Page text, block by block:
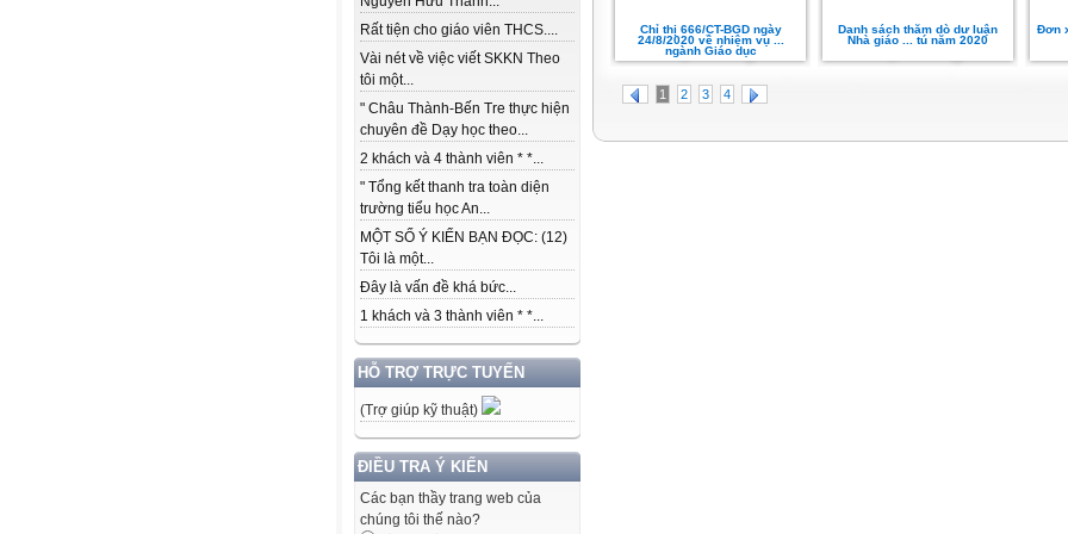
Rất tiện cho giáo viên THCS....
Vài nét về việc viết SKKN Theo
tôi một...
" Châu Thành-Bến Tre thực hiện
chuyên đề Dạy học theo...
2 khách và 4 thành viên * *...
" Tổng kết thanh tra toàn diện
trường tiểu học An...
MỘT SỐ Ý KIẾN BẠN ĐỌC: (12)
Tôi là một...
Đây là vấn đề khá bức...
1 khách và 3 thành viên * *...
HỖ TRỢ TRỰC TUYẾN
(Trợ giúp kỹ thuật)
ĐIỀU TRA Ý KIẾN
Các bạn thầy trang web của
chúng tôi thế nào?
Chỉ thị 666/CT-BGD ngày
24/8/2020 về nhiệm vụ ...
ngành Giáo dục
Danh sách thăm dò dư luận
Nhà giáo ... tú năm 2020
Đơn
1 2 3 4